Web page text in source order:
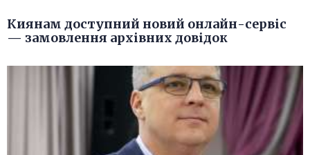
Киянам доступний новий онлайн-сервіс
— замовлення архівних довідок